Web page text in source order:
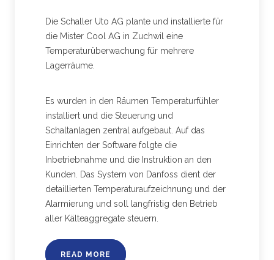
Die Schaller Uto AG plante und installierte für
die Mister Cool AG in Zuchwil eine
Temperaturüberwachung für mehrere
Lagerräume.
Es wurden in den Räumen Temperaturfühler
installiert und die Steuerung und
Schaltanlagen zentral aufgebaut. Auf das
Einrichten der Software folgte die
Inbetriebnahme und die Instruktion an den
Kunden. Das System von Danfoss dient der
detaillierten Temperaturaufzeichnung und der
Alarmierung und soll langfristig den Betrieb
aller Kälteaggregate steuern.
READ MORE